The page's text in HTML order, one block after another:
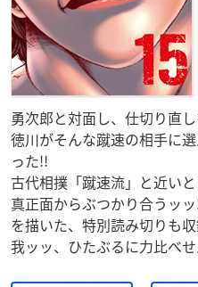
勇次郎と対面し、仕切り直し
徳川がそんな蹴速の相手に
った!!
古代相撲「蹴速流」と近いと
真正面からぶつかり合うッ
を描いた、特別読み切りも収
我ッッ、ひたぶるに力比べ